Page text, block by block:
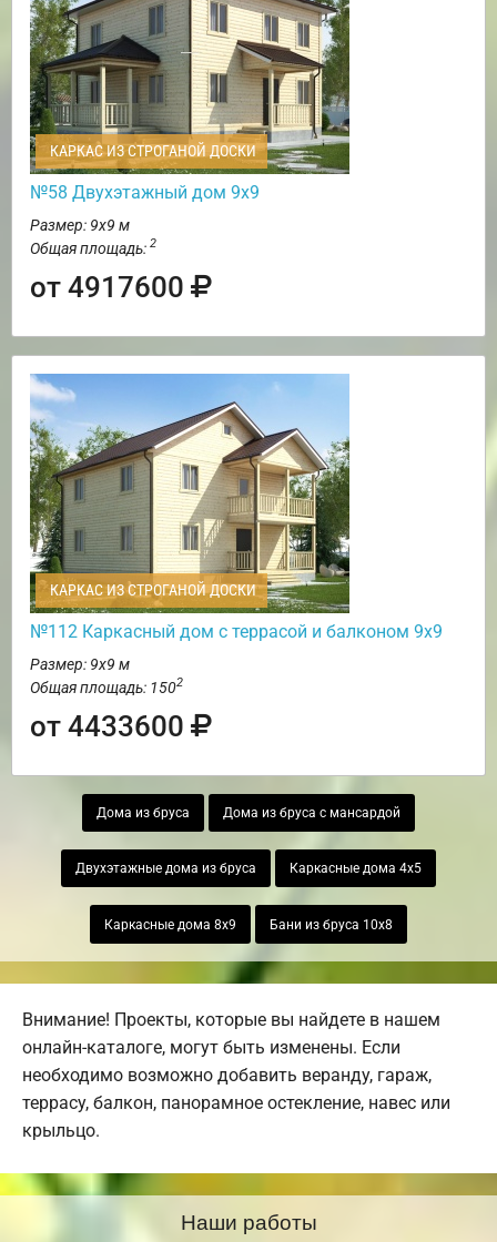
КАРКАС ИЗ СТРОГАНОЙ ДОСКИ
№58 Двухэтажный дом 9х9
Размер: 9х9 м
Общая площадь: 2
от 4917600
КАРКАС ИЗ СТРОГАНОЙ ДОСКИ
№112 Каркасный дом с террасой и балконом 9х9
Размер: 9х9 м
Общая площадь: 1502
от 4433600
Дома из бруса Дома из бруса с мансардой
Двухэтажные дома из бруса Каркасные дома 4х5
Каркасные дома 8х9 Бани из бруса 10х8
Внимание! Проекты, которые вы найдете в нашем
онлайн-каталоге, могут быть изменены. Если
необходимо возможно добавить веранду, гараж,
террасу, балкон, панорамное остекление, навес или
крыльцо.
Наши работы